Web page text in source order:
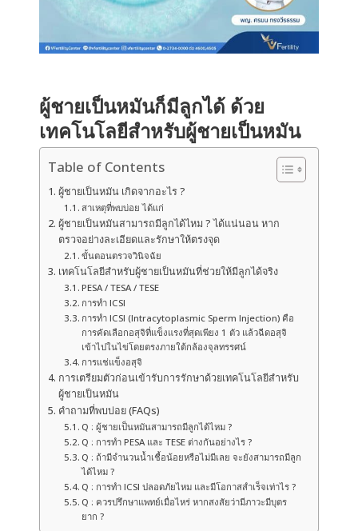
ผู้ชายเป็นหมันก็มีลูกได้ ด้วย
เทคโนโลยีสำหรับผู้ชายเป็นหมัน
Table of Contents
ผู้ชายเป็นหมัน เกิดจากอะไร ?
สาเหตุที่พบบ่อย ได้แก่
ผู้ชายเป็นหมันสามารถมีลูกได้ไหม ? ได้แน่นอน หาก
ตรวจอย่างละเอียดและรักษาให้ตรงจุด
ขั้นตอนตรวจวินิจฉัย
เทคโนโลยีสำหรับผู้ชายเป็นหมันที่ช่วยให้มีลูกได้จริง
PESA / TESA / TESE
การทำ ICSI
การทำ ICSI (Intracytoplasmic Sperm Injection) คือ
การคัดเลือกอสุจิที่แข็งแรงที่สุดเพียง 1 ตัว แล้วฉีดอสุจิ
เข้าไปในไข่โดยตรงภายใต้กล้องจุลทรรศน์
การแช่แข็งอสุจิ
การเตรียมตัวก่อนเข้ารับการรักษาด้วยเทคโนโลยีสำหรับ
ผู้ชายเป็นหมัน
คำถามที่พบบ่อย (FAQs)
Q : ผู้ชายเป็นหมันสามารถมีลูกได้ไหม ?
Q : การทำ PESA และ TESE ต่างกันอย่างไร ?
Q : ถ้ามีจำนวนน้ำเชื้อน้อยหรือไม่มีเลย จะยังสามารถมีลูก
ได้ไหม ?
Q : การทำ ICSI ปลอดภัยไหม และมีโอกาสสำเร็จเท่าไร ?
Q : ควรปรึกษาแพทย์เมื่อไหร่ หากสงสัยว่ามีภาวะมีบุตร
ยาก ?